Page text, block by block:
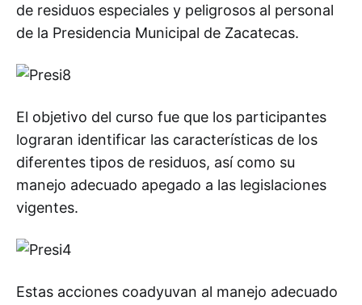
de residuos especiales y peligrosos al personal
de la Presidencia Municipal de Zacatecas.
El objetivo del curso fue que los participantes
lograran identificar las características de los
diferentes tipos de residuos, así como su
manejo adecuado apegado a las legislaciones
vigentes.
Estas acciones coadyuvan al manejo adecuado